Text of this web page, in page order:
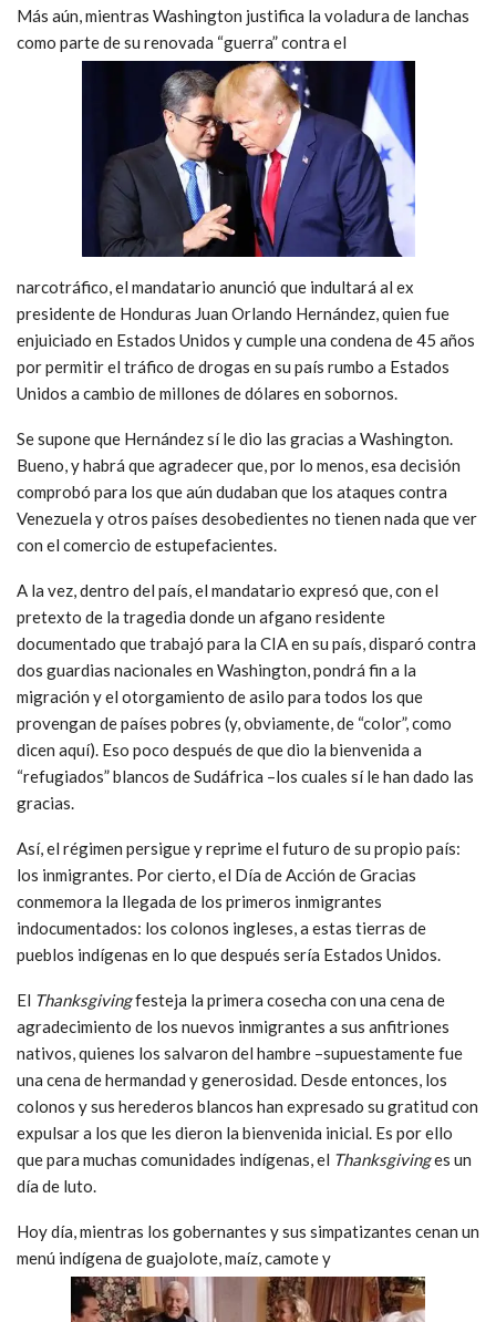
Más aún, mientras Washington justifica la voladura de lanchas
como parte de su renovada “guerra” contra el
narcotráfico, el mandatario anunció que indultará al ex
presidente de Honduras Juan Orlando Hernández, quien fue
enjuiciado en Estados Unidos y cumple una condena de 45 años
por permitir el tráfico de drogas en su país rumbo a Estados
Unidos a cambio de millones de dólares en sobornos.
Se supone que Hernández sí le dio las gracias a Washington.
Bueno, y habrá que agradecer que, por lo menos, esa decisión
comprobó para los que aún dudaban que los ataques contra
Venezuela y otros países desobedientes no tienen nada que ver
con el comercio de estupefacientes.
A la vez, dentro del país, el mandatario expresó que, con el
pretexto de la tragedia donde un afgano residente
documentado que trabajó para la CIA en su país, disparó contra
dos guardias nacionales en Washington, pondrá fin a la
migración y el otorgamiento de asilo para todos los que
provengan de países pobres (y, obviamente, de “color”, como
dicen aquí). Eso poco después de que dio la bienvenida a
“refugiados” blancos de Sudáfrica –los cuales sí le han dado las
gracias.
Así, el régimen persigue y reprime el futuro de su propio país:
los inmigrantes. Por cierto, el Día de Acción de Gracias
conmemora la llegada de los primeros inmigrantes
indocumentados: los colonos ingleses, a estas tierras de
pueblos indígenas en lo que después sería Estados Unidos.
El Thanksgivingfesteja la primera cosecha con una cena de
agradecimiento de los nuevos inmigrantes a sus anfitriones
nativos, quienes los salvaron del hambre –supuestamente fue
una cena de hermandad y generosidad. Desde entonces, los
colonos y sus herederos blancos han expresado su gratitud con
expulsar a los que les dieron la bienvenida inicial. Es por ello
que para muchas comunidades indígenas, el Thanksgivinges un
día de luto.
Hoy día, mientras los gobernantes y sus simpatizantes cenan un
menú indígena de guajolote, maíz, camote y